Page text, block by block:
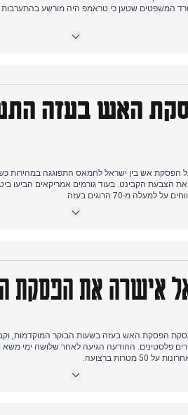
המשפטים שטען כי טראמפ היה מורשע בהתערבות
השתנה כשהנסיכה קייט ערכה את ביקורה הסולו
בעזה הגיעו למה שקטאר כינתה "הנקודה
האש בעזה
הפסקת אש בין ישראל לחמאס התפוגגה במהירות
הצבעת הקבינט. בעוד גורמים אמריקאים הביעו
מ-70 הרוגים בעזה.
הלאומי של ישראל איים להתפטר בשל תנאי
אישרה את הפסקת
לשחרור 737 אסירים פלסטינים. ההודעה הגיעה לאחר שלושה
מטרות ברצועה.
תנאים חדשים, דורש מחמאס רשימת חטופים לפני